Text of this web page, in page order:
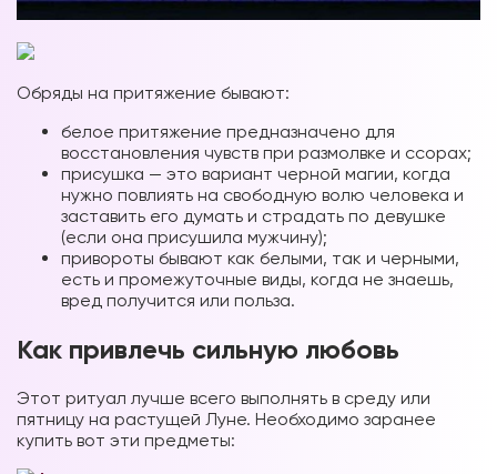
Обряды на притяжение бывают:
белое притяжение предназначено для
восстановления чувств при размолвке и ссорах;
присушка — это вариант черной магии, когда
нужно повлиять на свободную волю человека и
заставить его думать и страдать по девушке
(если она присушила мужчину);
привороты бывают как белыми, так и черными,
есть и промежуточные виды, когда не знаешь,
вред получится или польза.
Как привлечь сильную любовь
Этот ритуал лучше всего выполнять в среду или
пятницу на растущей Луне. Необходимо заранее
купить вот эти предметы: